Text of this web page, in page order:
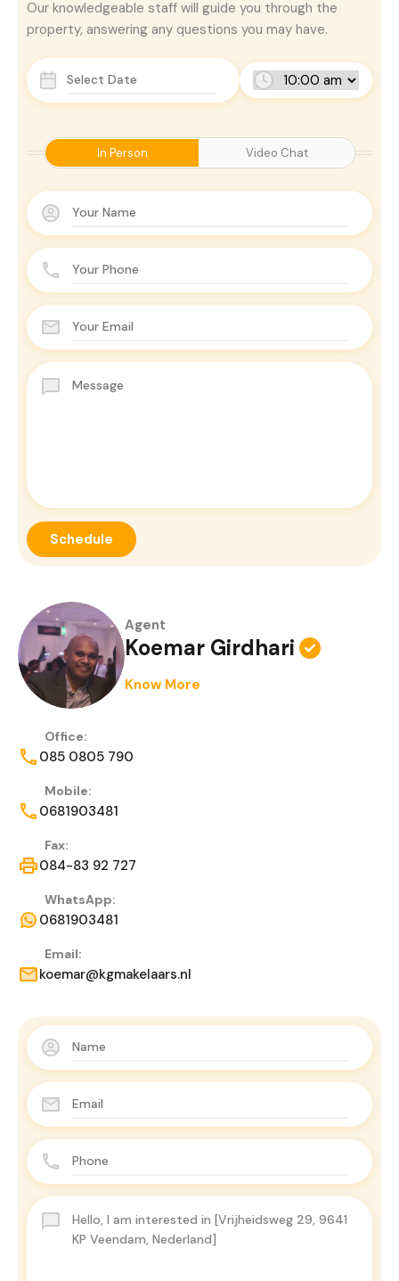
In Person Video Chat
Our knowledgeable staff will guide you through the
property, answering any questions you may have.
Agent
Koemar Girdhari
Know More
Office:
085 0805 790
Mobile:
0681903481
Fax:
084-83 92 727
WhatsApp:
0681903481
Email:
koemar@kgmakelaars.nl